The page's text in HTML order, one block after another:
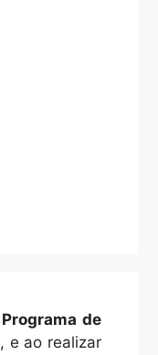
Programa de
, e ao realizar